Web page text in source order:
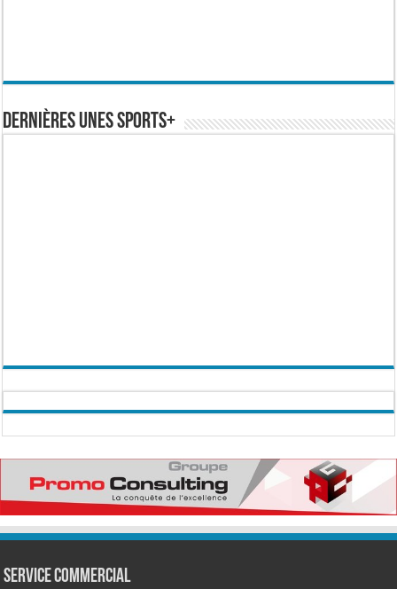
Dernières Unes Sports+
Service commercial